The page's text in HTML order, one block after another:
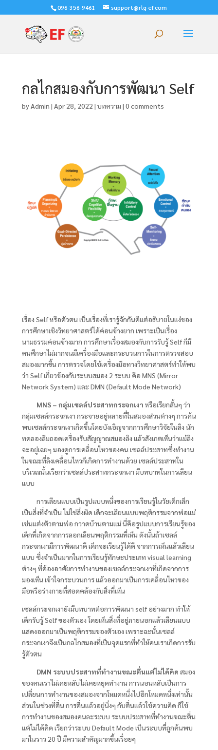
096-356-9461 support@rlg-ef.com
กลไกสมองกับการพัฒนา Self
byAdmin | Apr 28, 2022 | บทความ | 0 comments
เรื่อง Self หรือตัวตน เป็นเรื่องที่เรารู้จักกันดีแต่อธิบายในแง่ของ
การศึกษาเชิงวิทยาศาสตร์ได้ค่อนข้างยาก เพราะเป็นเรื่อง
นามธรรมค่อนข้างมาก การศึกษาเรื่องสมองกับการรับรู้ Self ก็มี
คนศึกษาไม่มากจนมีเครื่องมือและกระบวนการในการตรวจสอบ
สมองมากขึ้น การตรวจโดยใช้เครื่องมือทางวิทยาศาสตร์ทำให้พบ
ว่า Self เกี่ยวข้องกับระบบสมอง 2 ระบบ คือ MNS (Mirror
Network System) และ DMN (Default Mode Network)
MNS – กลุ่มเซลล์ประสาทกระจกเงา หรือเรียกสั้นๆ ว่า
กลุ่มเซลล์กระจกเงา กระจายอยู่หลายที่ในสมองส่วนต่างๆ การค้น
พบเซลล์กระจกเงาเกิดขึ้นโดยบังเอิญจากการศึกษาวิจัยในลิง นัก
ทดลองลืมถอดเครื่องรับสัญญาณสมองลิง แล้วสังเกตเห็นว่าแม้ลิง
จะอยู่เฉยๆ มองดูการเคลื่อนไหวของคน เซลล์ประสาทซึ่งทำงาน
ในขณะที่ลิงเคลื่อนไหวก็เกิดการทำงานด้วย เซลล์ประสาทใน
บริเวณนั้นเรียกว่าเซลล์ประสาทกระจกเงา มีบทบาทในการเลียน
แบบ
การเลียนแบบเป็นรูปแบบหนึ่งของการเรียนรู้ในวัยเด็กเล็ก
เป็นสิ่งที่จำเป็น ไม่ใช่สิ่งผิด เด็กจะเลียนแบบพฤติกรรมจากพ่อแม่
เช่นแต่งตัวตามพ่อ กวาดบ้านตามแม่ นี่คือรูปแบบการเรียนรู้ของ
เด็กที่เกิดจากการลอกเลียนพฤติกรรมที่เห็น ดังนั้นถ้าเซลล์
กระจกเงามีการพัฒนาดี เด็กจะเรียนรู้ได้ดี จากการเห็นแล้วเลียน
แบบ ซึ่งจำเป็นมากในการเรียนรู้ทักษะประเภท visual learning
ต่างๆ ที่ต้องอาศัยการทำงานของเซลล์กระจกเงาที่เกิดจากการ
มองเห็น เข้าใจกระบวนการ แล้วออกมาเป็นการเคลื่อนไหวของ
มือหรือร่างกายที่สอดคล้องกับสิ่งที่เห็น
เซลล์กระจกเงายังมีบทบาทต่อการพัฒนา self อย่างมาก ทำให้
เด็กรับรู้ Self ของตัวเอง โดยเห็นสิ่งที่อยู่ภายนอกแล้วเลียนแบบ
แสดงออกมาเป็นพฤติกรรมของตัวเอง เพราะฉะนั้นเซลล์
กระจกเงาจึงเป็นกลไกสมองที่เป็นจุดแรกที่ทำให้คนเราเกิดการรับ
รู้ตัวตน
DMN ระบบประสาทที่ทำงานขณะตื่นแต่ไม่ได้คิด สมอง
ของคนเราไม่เคยหลับไม่เคยหยุดทำงาน การนอนหลับเป็นการ
เปลี่ยนการทำงานของสมองจากโหมดหนึ่งไปอีกโหมดหนึ่งเท่านั้น
ส่วนในช่วงที่ตื่น การตื่นแล้วอยู่นิ่งๆ กับตื่นแล้วใช้ความคิด ก็ใช้
การทำงานของสมองคนละระบบ ระบบประสาทที่ทำงานขณะตื่น
แต่ไม่ได้คิด เรียกว่าระบบ Default Mode เป็นระบบที่ถูกค้นพบ
มาในราว 20 ปี มีความสำคัญมากขึ้นเรื่อยๆ